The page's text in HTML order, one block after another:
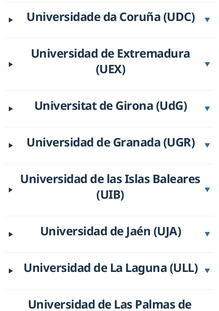
Universidade da Coruña (UDC) ▼
Universidad de Extremadura
(UEX)
▼
Universitat de Girona (UdG) ▼
Universidad de Granada (UGR) ▼
Universidad de las Islas Baleares
(UIB)
▼
Universidad de Jaén (UJA) ▼
Universidad de La Laguna (ULL) ▼
Universidad de Las Palmas de